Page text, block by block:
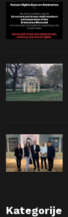
Kategorije